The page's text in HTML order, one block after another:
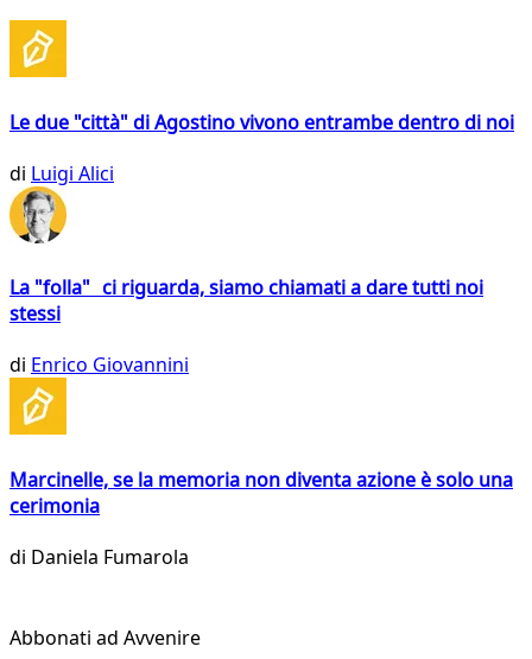
Le due "città" di Agostino vivono entrambe dentro di noi
di Luigi Alici
La "folla" ci riguarda, siamo chiamati a dare tutti noi
stessi
di Enrico Giovannini
Marcinelle, se la memoria non diventa azione è solo una
cerimonia
di Daniela Fumarola
Abbonati ad Avvenire